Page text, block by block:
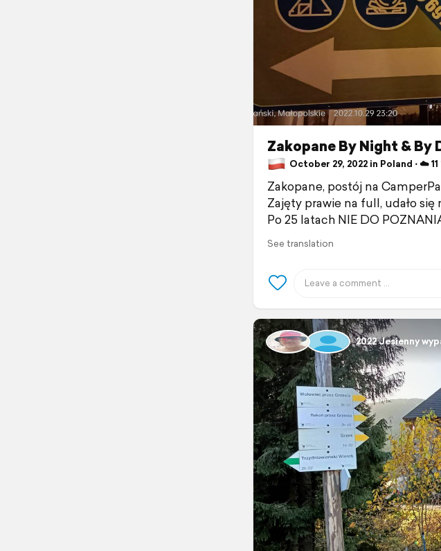
Zakopane By Night & By
October 29, 2022 in Poland ⋅ ☁️ 11
Zakopane, postój na
Zajęty prawie na full, udało
Po 25 latach NIE DO
See translation
2022 Jesienny